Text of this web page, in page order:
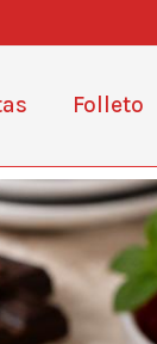
Folleto